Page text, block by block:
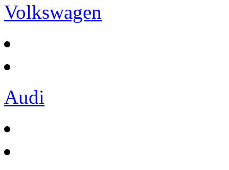
Volkswagen
Audi